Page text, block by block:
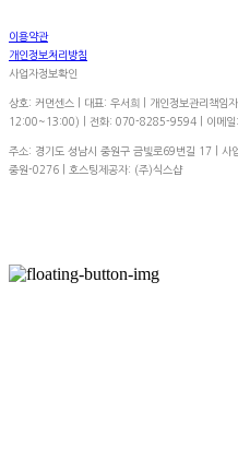
이용약관
개인정보처리방침
사업자정보확인
상호: 커먼센스 | 대표: 우서희 | 개인정보관리책
12:00~13:00) | 전화: 070-8285-9594 | 이메일
주소: 경기도 성남시 중원구 금빛로69번길 17 | 사
중원-0276 | 호스팅제공자: (주)식스샵